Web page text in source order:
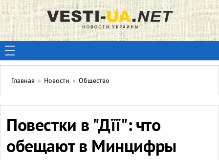
Главная » Новости » Общество
Повестки в "Дїї": что
обещают в Минцифры